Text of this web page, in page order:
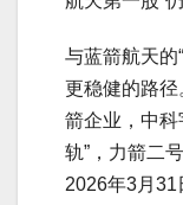
与蓝箭航天的
更稳健的路
箭企业，中科
轨”，力箭二
2026年3月31